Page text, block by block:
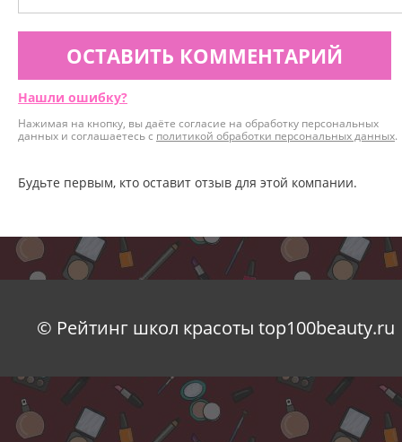
ОСТАВИТЬ КОММЕНТАРИЙ
Нашли ошибку?
Нажимая на кнопку, вы даёте согласие на обработку персональных
данных и соглашаетесь с политикой обработки персональных данных.
Будьте первым, кто оставит отзыв для этой компании.
© Рейтинг школ красоты top100beauty.ru